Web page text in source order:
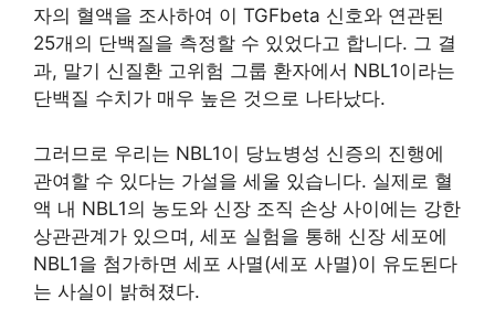
자의 혈액을 조사하여 이 TGFbeta 신호와 연관된
25개의 단백질을 측정할 수 있었다고 합니다. 그 결
과, 말기 신질환 고위험 그룹 환자에서 NBL1이라는
단백질 수치가 매우 높은 것으로 나타났다.
그러므로 우리는 NBL1이 당뇨병성 신증의 진행에
관여할 수 있다는 가설을 세울 있습니다. 실제로 혈
액 내 NBL1의 농도와 신장 조직 손상 사이에는 강한
상관관계가 있으며, 세포 실험을 통해 신장 세포에
NBL1을 첨가하면 세포 사멸(세포 사멸)이 유도된다
는 사실이 밝혀졌다.